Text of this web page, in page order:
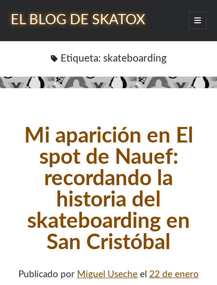
EL BLOG DE SKATOX
abrir
menú
Barra
lateral Etiqueta: skateboarding
Mi aparición en El
spot de Nauef:
recordando la
historia del
skateboarding en
San Cristóbal
Publicado por Miguel Useche el 22 de enero